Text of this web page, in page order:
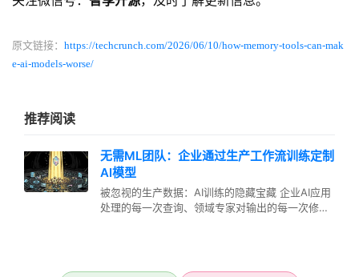
原文链接： https://techcrunch.com/2026/06/10/how-memory-tools-can-mak
e-ai-models-worse/
推荐阅读
无需ML团队：企业通过生产工作流训练定制
AI模型
被忽视的生产数据：AI训练的隐藏宝藏 企业AI应用
处理的每一次查询、领域专家对输出的每一次修